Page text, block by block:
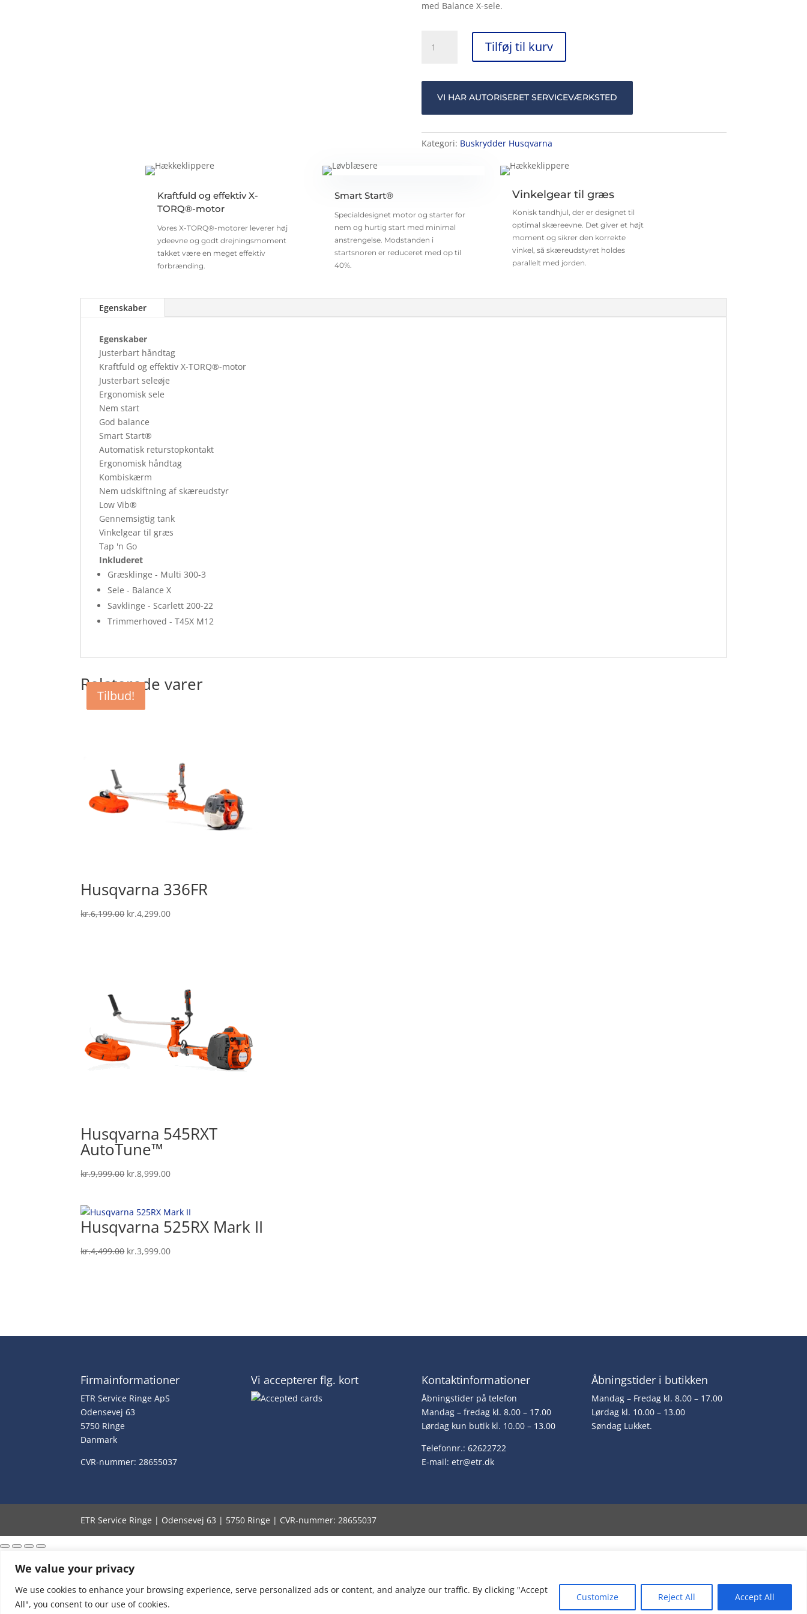
We value your privacy
We use cookies to enhance your browsing experience, serve personalized ads or content, and analyze our traffic. By clicking "Accept
All", you consent to our use of cookies.
Customize Reject All Accept All
med Balance X-sele.
545FR
Tilføj til kurv
VI HAR AUTORISERET SERVICEVÆRKSTED
Kategori: Buskrydder Husqvarna
Kraftfuld og effektiv X-
TORQ®-motor
Vores X-TORQ®-motorer leverer høj
ydeevne og godt drejningsmoment
takket være en meget effektiv
forbrænding.
Smart Start®
Specialdesignet motor og starter for
nem og hurtig start med minimal
anstrengelse. Modstanden i
startsnoren er reduceret med op til
40%.
Vinkelgear til græs
Konisk tandhjul, der er designet til
optimal skæreevne. Det giver et højt
moment og sikrer den korrekte
vinkel, så skæreudstyret holdes
parallelt med jorden.
Egenskaber
Egenskaber
Justerbart håndtag
Kraftfuld og effektiv X-TORQ®-motor
Justerbart seleøje
Ergonomisk sele
Nem start
God balance
Smart Start®
Automatisk returstopkontakt
Ergonomisk håndtag
Kombiskærm
Nem udskiftning af skæreudstyr
Low Vib®
Gennemsigtig tank
Vinkelgear til græs
Tap 'n Go
Inkluderet
Græsklinge - Multi 300-3
Sele - Balance X
Savklinge -Scarlett 200-22
Trimmerhoved -T45X M12
Relaterede varer
Tilbud!
Husqvarna 336FR
kr.6,199.00 Den
kr.4,299.00Den
Tilbud!
Husqvarna 545RXT
AutoTune™
kr.9,999.00 Den
var:
kr.9,999.00.
kr.8,999.00Den
er:
kr.8,999.00.
Tilbud!
Husqvarna 525RX Mark II
kr.4,499.00 Den
kr.3,999.00Den
Firmainformationer
ETR Service Ringe ApS
Odensevej 63
5750 Ringe
Danmark
CVR-nummer: 28655037
Vi accepterer flg. kort Kontaktinformationer
Åbningstider på telefon
Mandag – fredag kl. 8.00 – 17.00
Lørdag kun butik kl. 10.00 – 13.00
Telefonnr.: 62622722
E-mail: etr@etr.dk
Åbningstider i butikken
Mandag – Fredag kl. 8.00 – 17.00
Lørdag kl. 10.00 – 13.00
Søndag Lukket.
ETR Service Ringe | Odensevej 63 | 5750 Ringe | CVR-nummer: 28655037